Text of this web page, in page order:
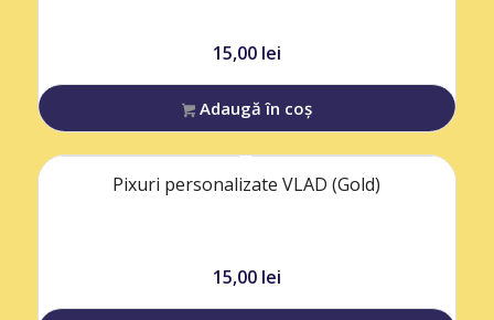
15,00 lei
Adaugă în coș
Pixuri personalizate VLAD (Gold)
15,00 lei